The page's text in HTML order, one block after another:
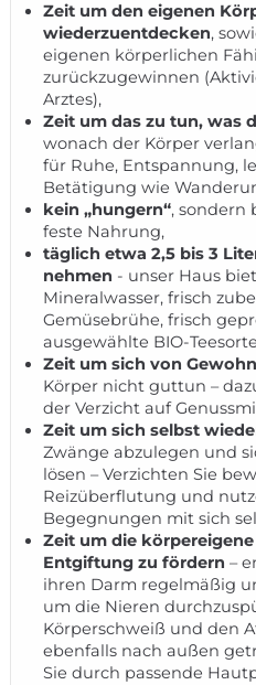
Zeit um den eigenen
wiederzuentdecken,
eigenen körperlichen
zurückzugewinnen
Arztes),
Zeit um das zu tun, was
wonach der Körper
für Ruhe, Entspannung,
Betätigung wie
kein „hungern“, sondern
feste Nahrung,
täglich etwa 2,5 bis 3
nehmen - unser Haus
Mineralwasser, frisch
Gemüsebrühe, frisch
ausgewählte BIO-
Zeit um sich von
Körper nicht guttun –
der Verzicht auf
Zeit um sich selbst
Zwänge abzulegen und
lösen – Verzichten Sie
Reizüberflutung und
Begegnungen mit sich
Zeit um die
Entgiftung zu fördern –
ihren Darm regelmäßig
um die Nieren
Körperschweiß und den
ebenfalls nach außen
Sie durch passende